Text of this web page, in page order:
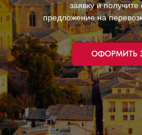
заявку и
предложение на
ОФОРМИТЬ